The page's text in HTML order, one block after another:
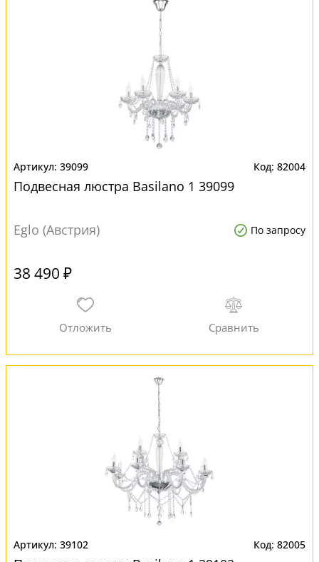
39099 82004
Подвесная люстра Basilano 1 39099
Eglo (Австрия) По запросу
38 490 ₽
39102 82005